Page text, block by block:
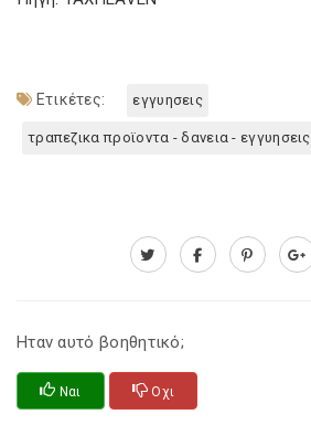
Ετικέτες: εγγυησεις
τραπεζικα προϊοντα - δανεια - εγγυησεις
Ηταν αυτό βοηθητικό;
Ναι Οχι